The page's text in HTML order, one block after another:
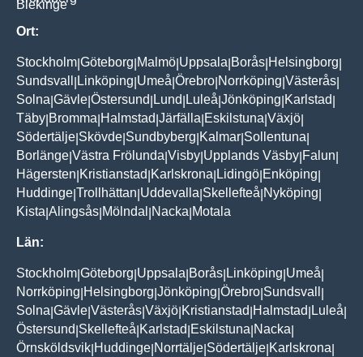
Blekinge
Ort:
Stockholm Göteborg Malmö Uppsala Borås Helsingborg
Sundsvall
Linköping Umeå Örebro Norrköping Västerås
Solna Gävle Östersund Lund Luleå Jönköping Karlstad
Täby Bromma Halmstad Järfälla Eskilstuna Växjö
Södertälje Skövde Sundbyberg Kalmar Sollentuna
Borlänge Västra Frölunda Visby Upplands Väsby Falun
Hägersten Kristianstad Karlskrona Lidingö Enköping
Huddinge Trollhättan Uddevalla Skellefteå Nyköping
Kista Alingsås Mölndal Nacka Motala
Län:
Stockholm Göteborg Uppsala Borås Linköping Umeå
Norrköping Helsingborg Jönköping Örebro Sundsvall
Solna Gävle Västerås Växjö Kristianstad Halmstad Luleå
Östersund Skellefteå Karlstad Eskilstuna Nacka
Örnsköldsvik Huddinge Norrtälje Södertälje Karlskrona